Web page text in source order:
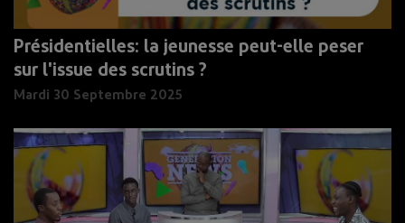
Présidentielles: la jeunesse peut-elle peser
sur l'issue des scrutins ?
Mardi 30 Septembre 2025